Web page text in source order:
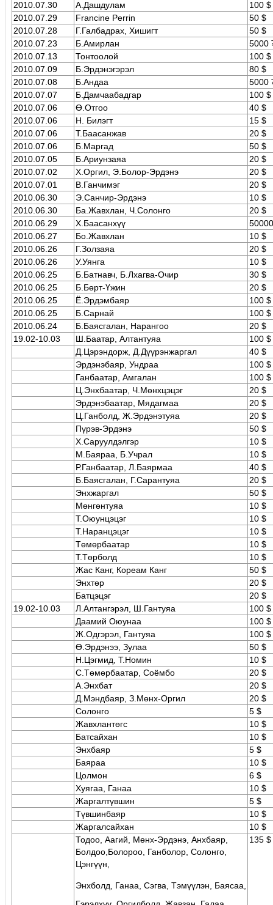
2010.07.30
А.Дашдулам
100 $
2010.07.29
Francine Perrin
50 $
2010.07.28
Г.Галбадрах, Хишигт
50 $
2010.07.23
Б.Амирлан
5000
2010.07.13
Тонтоолой
100 $
2010.07.09
Б.Эрдэнэгэрэл
80 $
2010.07.08
Б.Андаа
5000
2010.07.07
Б.Дамчаaбадгар
100 $
2010.07.06
Ө.Отгоо
40 $
2010.07.06
Н. Билэгт
15 $
2010.07.06
Т.Баасанжав
20 $
2010.07.06
Б.Маргад
50 $
2010.07.05
Б.Ариунзаяа
20 $
2010.07.02
Х.Оргил, Э.Болор-Эрдэнэ
20 $
2010.07.01
В.Ганчимэг
20 $
2010.06.30
Э.Санчир-Эрдэнэ
10 $
2010.06.30
Бa.Жавхлан, Ч.Солонго
20 $
2010.06.29
Х.Баасанхүү
2010.06.27
Бo.Жавхлан
10 $
2010.06.26
Г.Золзаяа
20 $
2010.06.26
У.Уянга
10 $
2010.06.25
Б.Батнавч, Б.Лхагва-Очир
30 $
2010.06.25
Б.Бөрт-Үжин
20 $
2010.06.25
Ё.Эрдэмбаяр
100 $
2010.06.25
Б.Сарнай
100 $
2010.06.24
Б.Баясгалан, Нарангоо
20 $
19.02-10.03
Ш.Баатар, Алтантуяа
100 $
Д.Цэрэндорж, Д.Дүүрэнжаргал
40 $
Эрдэнэбаяр, Ундраа
100 $
Ганбаатар, Амгалан
100 $
Ц.Энхбаатар, Ч.Мөнхцэцэг
20 $
Эрдэнэбаатар, Мядагмаа
20 $
Ц.Ганболд, Ж.Эрдэнэтуяа
20 $
Пүрэв-Эрдэнэ
50 $
Х.Саруулдэлгэр
10 $
М.Баяраа, Б.Учрал
10 $
Р.Ганбаатар, Л.Баярмаа
40 $
Б.Баясгалан, Г.Сарантуяа
20 $
Энхжаргал
50 $
Мөнгөнтуяа
10 $
Т.Оюунцэцэг
10 $
Т.Наранцэцэг
10 $
Төмөрбаатар
10 $
Т.Төрболд
10 $
Жас Канг, Кореам Канг
50 $
Энхтөр
20 $
Батцэцэг
20 $
19.02-10.03
Л.Алтангэрэл, Ш.Гантуяа
100 $
Даамий Оюунаа
100 $
Ж.Одгэрэл, Гантуяа
100 $
Ө.Эрдэнээ, Зулаа
50 $
Н.Цэгмид, T.Номин
10 $
С.Төмөрбаатар, Соёмбо
20 $
А.Энхбат
20 $
Д.Мэндбаяр, З.Мөнх-Оргил
20 $
Солонго
5 $
Жавхлантөгс
10 $
Батсайхан
10 $
Энхбаяр
5 $
Баяраа
10 $
Цолмон
6 $
Хуягаа, Ганаа
10 $
Жаргалтүвшин
5 $
Түвшинбаяр
10 $
Жаргалсайхан
10 $
Тодоо, Аагий, Мөнх-Эрдэнэ, Анхбаяр,
Болдоо,Болороо, Ганболор, Солонго,
Цэнгүүн,
Энхболд, Ганаа, Сэгва, Тэмүүлэн, Баясаа,
135 $